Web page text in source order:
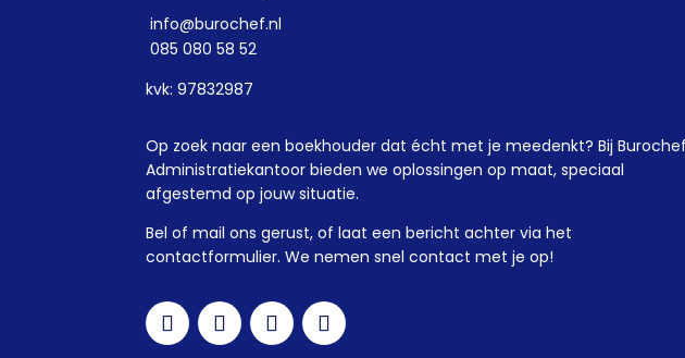
info@burochef.nl
085 080 58 52
kvk: 97832987
Op zoek naar een boekhouder dat écht met je meedenkt? Bij Burochef
Administratiekantoor bieden we oplossingen op maat, speciaal
afgestemd op jouw situatie.
Bel of mail ons gerust, of laat een bericht achter via het
contactformulier. We nemen snel contact met je op!